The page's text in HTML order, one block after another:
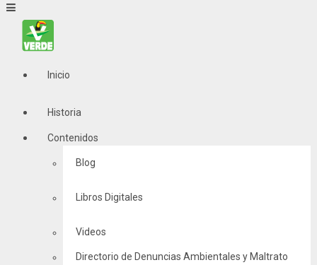
Inicio
Historia
Contenidos
Blog
Libros Digitales
Videos
Directorio de Denuncias Ambientales y Maltrato